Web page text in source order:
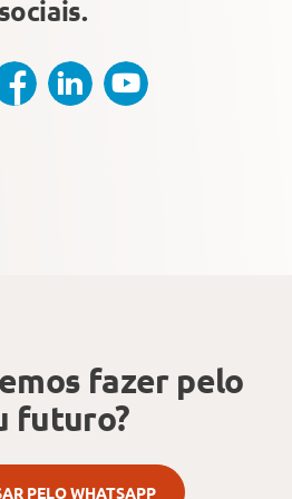
sociais.
fazer pelo
futuro?
PELO WHATSAPP